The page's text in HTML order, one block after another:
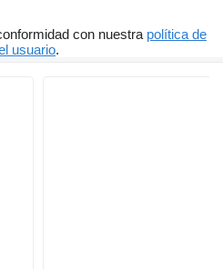
con nuestra política de
usuario.